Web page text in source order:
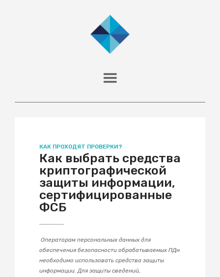
КАК ПРОХОДЯТ ПРОВЕРКИ?
Как выбрать средства
криптографической
защиты информации,
сертифицированные
ФСБ
Операторам персональных данных для
обеспечения безопасности обрабатываемых ПДн
необходимо использовать средства защиты
информации. Для защиты сведений,